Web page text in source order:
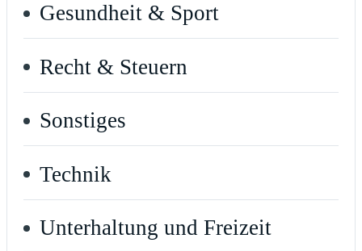
Gesundheit & Sport
Recht & Steuern
Sonstiges
Technik
Unterhaltung und Freizeit